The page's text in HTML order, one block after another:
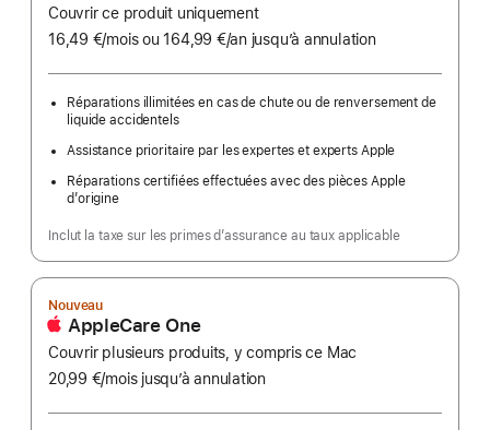
Couvrir ce produit uniquement
16,49 €/moispar
ou 164,99 €/an par
jusqu’à annulation
Réparations illimitées en cas de chute ou de renversement de
liquide accidentels
Assistance prioritaire par les expertes et experts Apple
Réparations certifiées effectuées avec des pièces Apple
d’origine
Inclut la taxe sur les primes d’assurance au taux applicable
Nouveau
AppleCare One
Couvrir plusieurs produits, y compris ce Mac
20,99 €/moispar
jusqu’à annulation